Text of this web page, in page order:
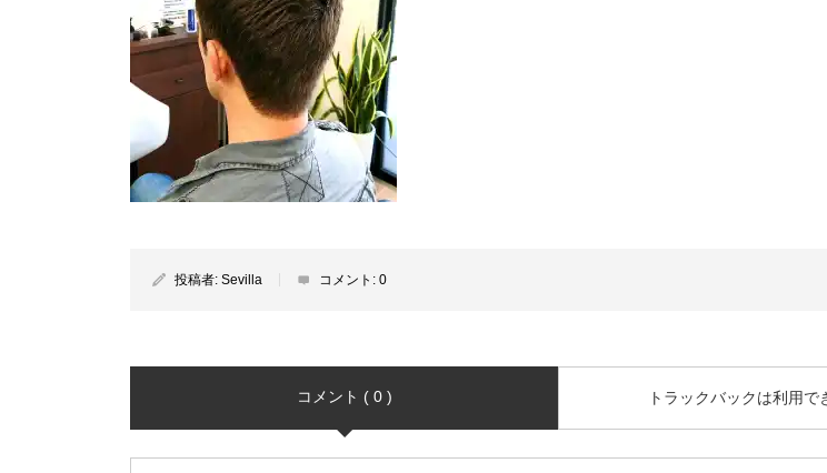
投稿者: Sevilla コメント: 0
コメント ( 0 ) トラックバックは利用で